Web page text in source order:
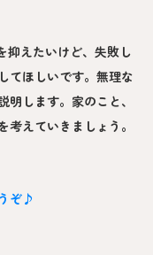
抑えたいけど、失敗し
てほしいです。無理な
します。家のこと、
えていきましょう。
ぞ♪